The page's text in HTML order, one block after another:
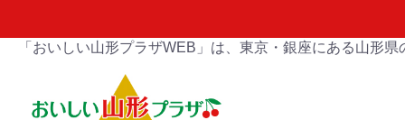
「おいしい山形プラザWEB」は、東京・銀座にある山形